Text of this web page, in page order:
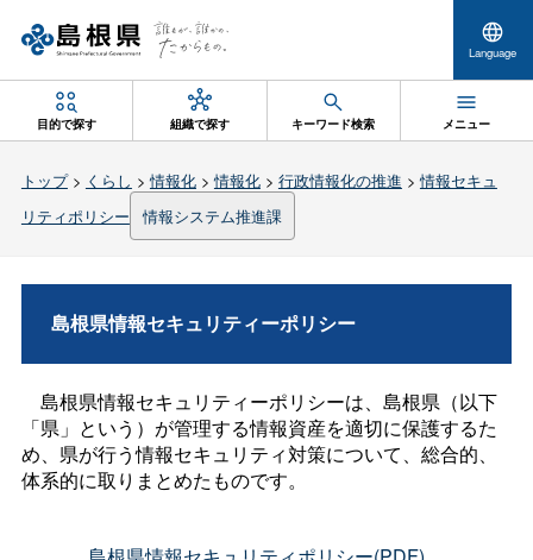
Language
目的で探す 組織で探す キーワード検索 メニュー
トップ> くらし >情報化>情報化> 行政情報化の推進 >情報セキュ
リティポリシー
情報システム推進課
島根県情報セキュリティーポリシー
島根県情報セキュリティーポリシーは、島根県（以下
「県」という）が管理する情報資産を適切に保護するた
め、県が行う情報セキュリティ対策について、総合的、
体系的に取りまとめたものです。